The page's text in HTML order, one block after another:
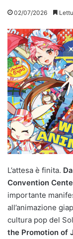
02/07/2026
L’attesa è finita.
Convention
importante
all’animazione
cultura pop del
the Promotion of